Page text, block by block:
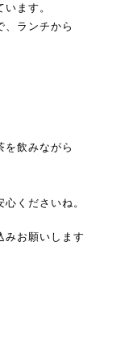
ます。
、ランチから
を飲みながら
くださいね。
みお願いします